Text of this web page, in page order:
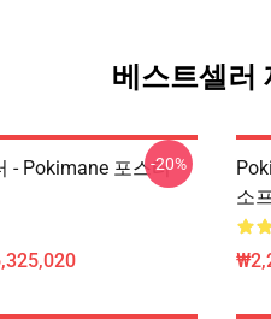
베스트셀러
- Pokimane 포스터-20%
소